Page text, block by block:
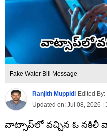
Fake Water Bill Message
Ranjith Muppidi Edited By:
Updated on: Jul 08, 2026 |
వాట్సాప్‌లో వచ్చిన ఓ నకిలీ